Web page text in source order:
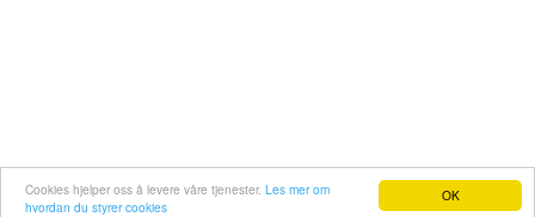
OK
Cookies hjelper oss å levere våre tjenester. Les mer om
hvordan du styrer cookies
Contact us|Terms of Service|
Privacy Policy